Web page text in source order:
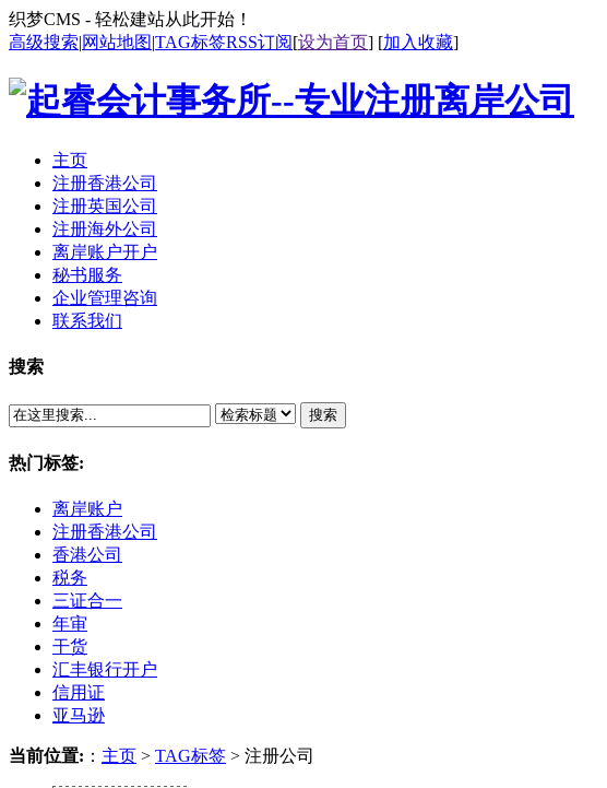
织梦CMS - 轻松建站从此开始！
高级搜索|网站地图|TAG标签RSS订阅[设为首页] [加入收藏]
主页
注册香港公司
注册英国公司
注册海外公司
离岸账户开户
秘书服务
企业管理咨询
联系我们
搜索
搜索
热门标签:
离岸账户
注册香港公司
香港公司
税务
三证合一
年审
干货
汇丰银行开户
信用证
亚马逊
当前位置: ： 主页 > TAG标签 > 注册公司